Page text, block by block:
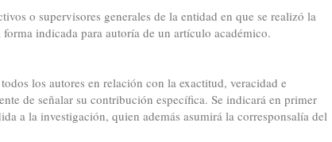
o supervisores generales de la entidad en que se realizó la
indicada para autoría de un artículo académico.
los autores en relación con la exactitud, veracidad e
de señalar su contribución específica. Se indicará en primer
a la investigación, quien además asumirá la corresponsalía del